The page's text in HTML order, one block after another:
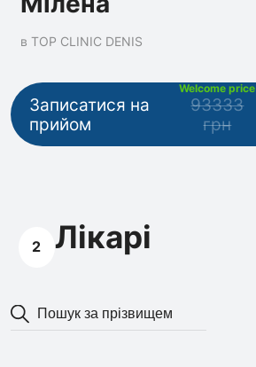
в TOP CLINIC DENIS
Записатися на
прийом
Welcome price
93333
грн
Лікарі
2